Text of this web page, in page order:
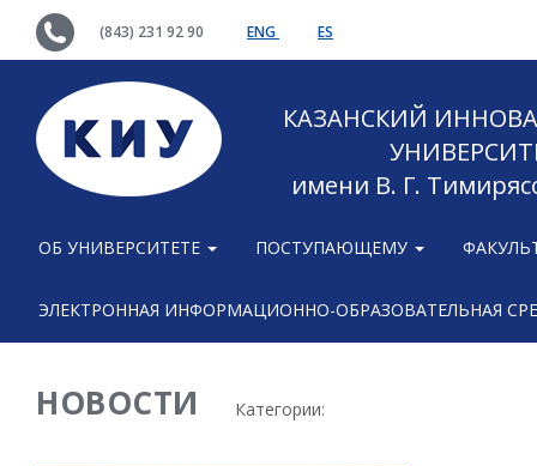
(843) 231 92 90 ENG ES
КАЗАНСКИЙ
имени В. Г.
ОБ УНИВЕРСИТЕТЕ ПОСТУПАЮЩЕМУ
ЭЛЕКТРОННАЯ ИНФОРМАЦИОННО-ОБРАЗОВАТЕЛЬНАЯ
НОВОСТИ Категории: